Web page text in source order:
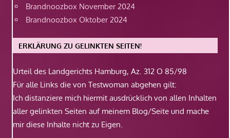
Brandnoozbox November 2024
Brandnoozbox Oktober 2024
ERKLÄRUNG ZU GELINKTEN SEITEN!
Urteil des Landgerichts Hamburg, Az. 312 O 85/98
Für alle Links die von Testwoman abgehen gilt:
Ich distanziere mich hiermit ausdrücklich von allen Inhalten
aller gelinkten Seiten auf meinem Blog/Seite und mache
mir diese Inhalte nicht zu Eigen.